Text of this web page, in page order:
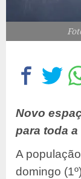
Novo
para toda
A
domingo